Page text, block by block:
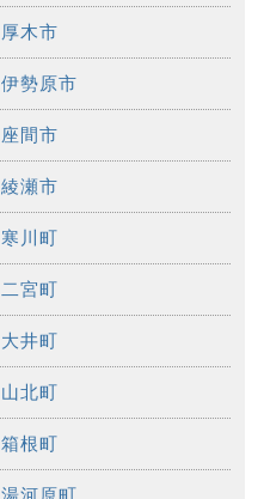
厚木市
伊勢原市
座間市
綾瀬市
寒川町
二宮町
大井町
山北町
箱根町
湯河原町